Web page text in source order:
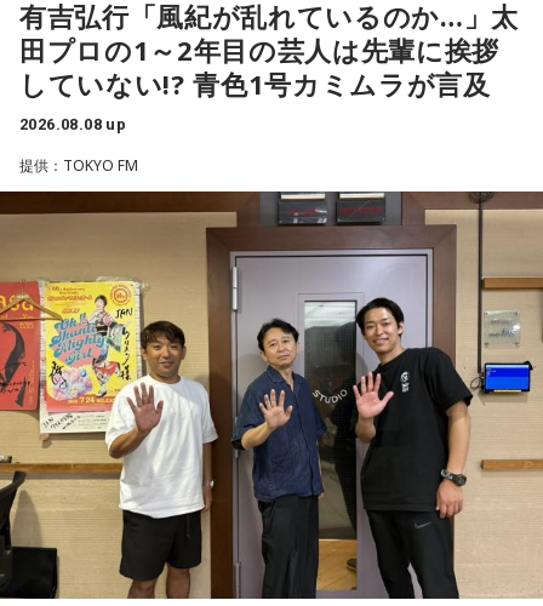
それに対してまた変化をしてくるから。だから“個”の力を高め
て、時間をつくれる選手が重要になってくるということです
ね。
◆世界で戦うために必要な“個”の力
あの戦いができたというのは、選手層も相当厚くなったとい
福田：そうですね。選手層は厚くなっているし、森保監督の
「誰が出ても同じような戦いができる準備をしてきた」とい
う言葉がその通りであることを、グループステージで証明で
きていたと思います。でも、そこから上に行くためには、や
っぱり“個の力”が必要だったかなと感じています。
世界で見ても、日本だけでなく主力の選手がケガする国は
多々あって、それでも勝ち上がっていく力が必要なのがW杯
なんです。そういう意味では、確かに選手層は厚くなったけ
れども、さらに“個”の力を高めながら、選手層をもっと厚くし
なきゃいけない。ベスト16・ベスト8に進む国と比べたとき
に、そこまでの選手層だったのかというと、まだまだ厚くし
輝き、Jリーグ通算228試合出場93得点を挙げ、日本代表では
45試合出場で9ゴールを記録するなど活躍を見せ、1993年に
はW杯アジア地区最終予選にも出場しました。2002年に現役
を引退した後は、サッカー解説者としてメディアでの活動の
活かしながら幅広く活動しています。
◆福田正博がW杯ブラジル戦を総括
藤木：ブラジル戦で、前半は佐野海舟選手の素晴らしいイン
ターセプトからのゴールがありましたし、前半の終了間際に
は日本がボールを持つ時間もありました。しかし、後半に入
ってからブラジルが戦略を変えてきて、日本が一方的に押し
込まれてしまった。試合のなかで具体的な戦術が打ち出せな
かったと考えると、（選手のなかに）もう少し具体的な戦略
を示す人、ブレーンが必要なのかなと素人目には思ってしま
うのですが……。
福田：そういう見方も当然ありますし、それができれば一番
いいと思うのですが、森保監督は帰国後の会見で「戦術は後
出しジャンケンだ」と言っていたんです。どういうことかと
いうと、自分たちが変えたら相手がまた変えてくる、それに
対してまた変えていかなきゃならない。ベンチでその都度
有吉弘行「風紀が乱れているのか…」太
田プロの1～2年目の芸人は先輩に挨拶
していない!? 青色1号カミムラが言及
2026.08.08 up
提供：TOKYO FM